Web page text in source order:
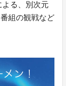
る、別次元
組の観戦など